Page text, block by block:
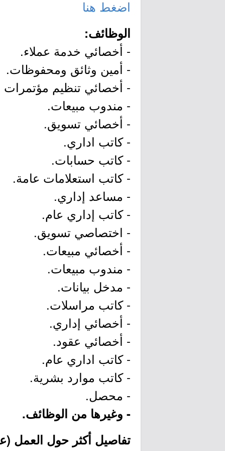
اضغط هنا
الوظائف:
- أخصائي خدمة عملاء.
- أمين وثائق ومحفوظات.
- أخصائي تنظيم مؤتمرات
- مندوب مبيعات.
- أخصائي تسويق.
- كاتب اداري.
- كاتب حسابات.
- كاتب استعلامات عامة.
- مساعد إداري.
- كاتب إداري عام.
- اختصاصي تسويق.
- أخصائي مبيعات.
- مندوب مبيعات.
- مدخل بيانات.
- كاتب مراسلات.
- أخصائي إداري.
- أخصائي عقود.
- كاتب اداري عام.
- كاتب موارد بشرية.
- محصل.
- وغيرها من الوظائف.
تفاصيل أكثر حول العمل